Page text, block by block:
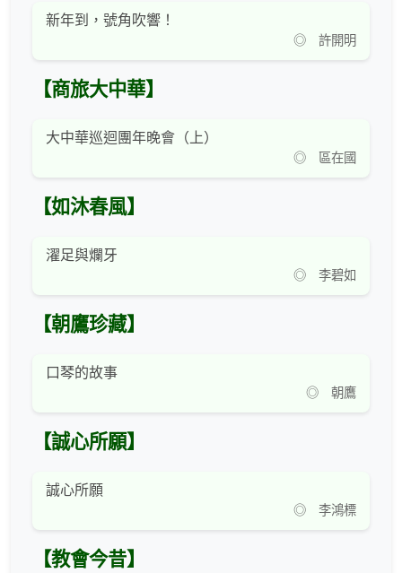
新年到，號角吹響！
◎ 許開明
【商旅大中華】
大中華巡迴團年晚會（上）
◎ 區在國
【如沐春風】
濯足與爛牙
◎ 李碧如
【朝鷹珍藏】
口琴的故事
◎ 朝鷹
【誠心所願】
誠心所願
◎ 李鴻標
【教會今昔】